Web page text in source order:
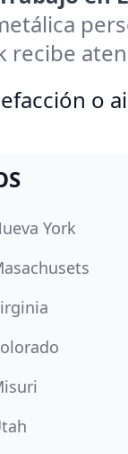
recibe
o
York